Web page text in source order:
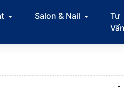
Salon & Nail
Tư
Vấn